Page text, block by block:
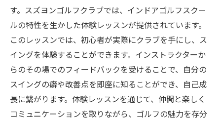
す。スズヨンゴルフクラブでは、インドアゴルフスクー
ルの特性を生かした体験レッスンが提供されています。
このレッスンでは、初心者が実際にクラブを手にし、ス
イングを体験することができます。インストラクターか
らのその場でのフィードバックを受けることで、自分の
スイングの癖や改善点を即座に知ることができ、自己成
長に繋がります。体験レッスンを通じて、仲間と楽しく
コミュニケーションを取りながら、ゴルフの魅力を存分